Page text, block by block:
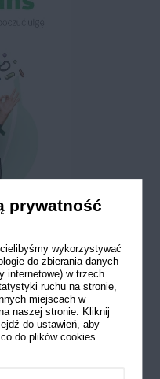
krewetek,
prywatność
wykorzystywać
do zbierania danych
internetowe) w trzech
ruchu na stronie,
miejscach w
naszej stronie. Kliknij
do ustawień, aby
do plików cookies.